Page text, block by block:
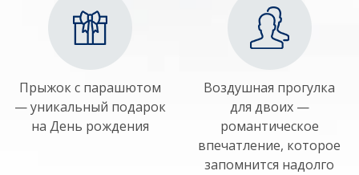
Прыжок с парашютом
— уникальный подарок
на День рождения
Воздушная прогулка
для двоих —
романтическое
впечатление, которое
запомнится надолго